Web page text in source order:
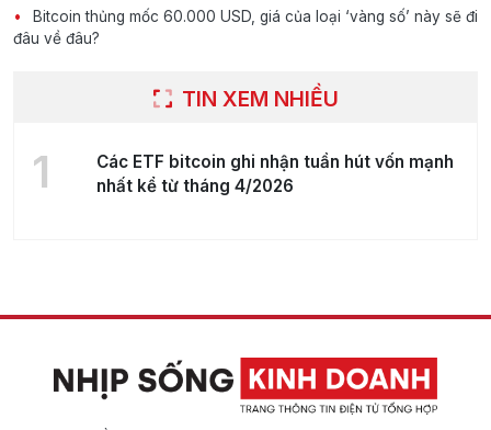
Bitcoin thủng mốc 60.000 USD, giá của loại ‘vàng số’ này sẽ đi
đâu về đâu?
TIN XEM NHIỀU
1
Các ETF bitcoin ghi nhận tuần hút vốn mạnh
nhất kể từ tháng 4/2026